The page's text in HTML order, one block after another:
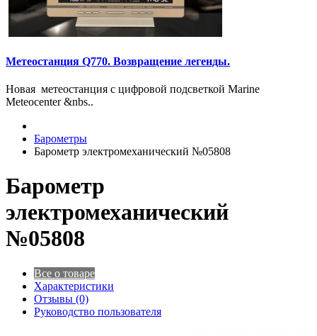
Метеостанция Q770. Возвращение легенды.
Новая метеостанция с цифровой подсветкой Marine
Meteocenter &nbs..
Барометры
Барометр электромеханический №05808
Барометр
электромеханический
№05808
Все о товаре
Характеристики
Отзывы (0)
Руководство пользователя